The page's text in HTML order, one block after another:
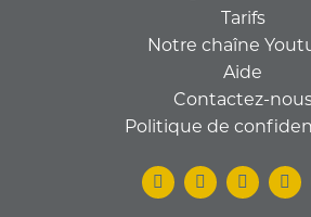
Tarifs
Notre chaîne
Aide
Contactez-
Politique de